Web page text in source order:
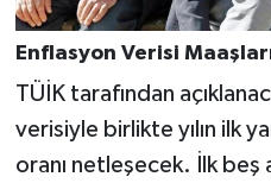
Enflasyon Verisi
TÜİK tarafından
verisiyle birlikte yılın ilk
oranı netleşecek. İlk beş